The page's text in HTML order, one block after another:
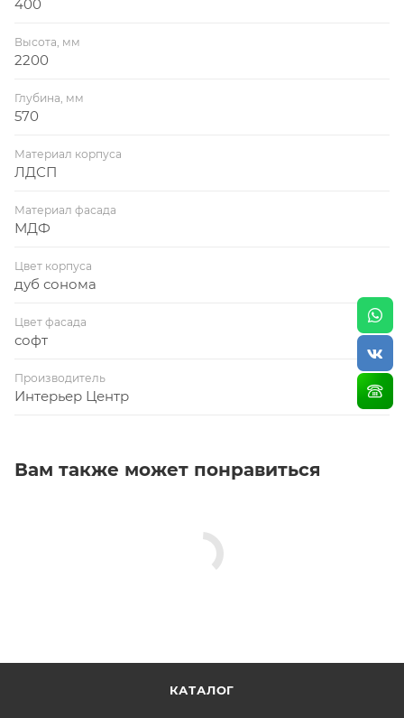
400
Высота, мм
2200
Глубина, мм
570
Материал корпуса
ЛДСП
Материал фасада
МДФ
Цвет корпуса
дуб сонома
Цвет фасада
софт
Производитель
Интерьер Центр
Вам также может понравиться
КАТАЛОГ